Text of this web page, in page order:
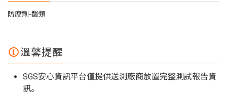
防腐劑-酸類
溫馨提醒
SGS安心資訊平台僅提供送測廠商放置完整測試報告資
訊。